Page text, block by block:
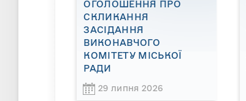
ОГОЛОШЕННЯ ПРО
СКЛИКАННЯ
ЗАСІДАННЯ
ВИКОНАВЧОГО
КОМІТЕТУ МІСЬКОЇ
РАДИ
29 липня 2026